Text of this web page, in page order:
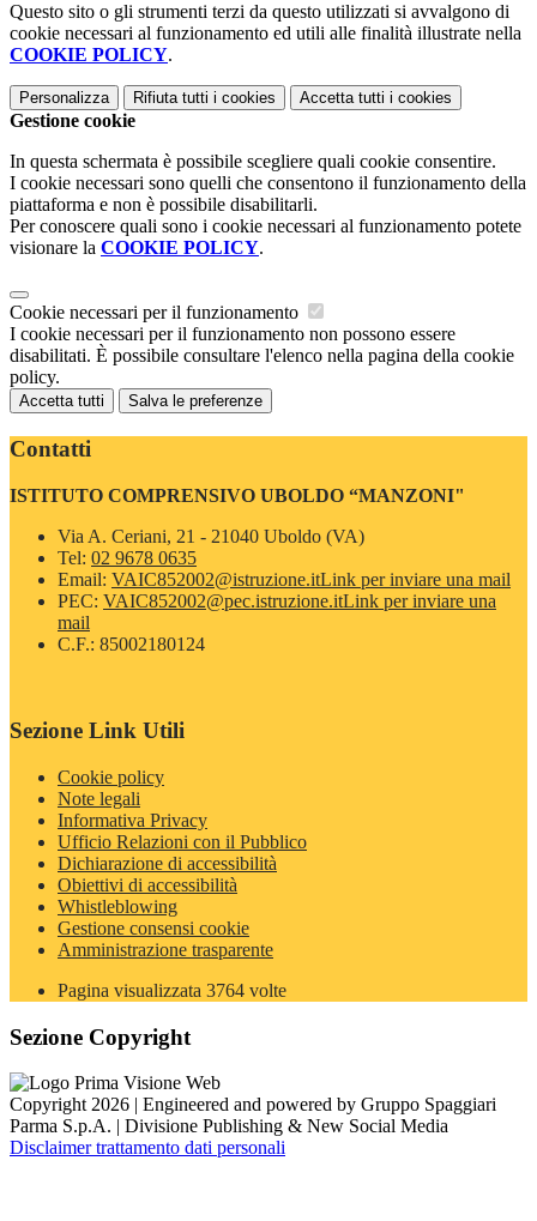
Questo sito o gli strumenti terzi da questo utilizzati si avvalgono di
cookie necessari al funzionamento ed utili alle finalità illustrate nella
COOKIE POLICY.
Personalizza Rifiuta tutti i cookies Accetta tutti i cookies
Gestione cookie
In questa schermata è possibile scegliere quali cookie consentire.
I cookie necessari sono quelli che consentono il funzionamento della
piattaforma e non è possibile disabilitarli.
Per conoscere quali sono i cookie necessari al funzionamento potete
visionare la COOKIE POLICY.
Cookie necessari per il funzionamento
I cookie necessari per il funzionamento non possono essere
disabilitati. È possibile consultare l'elenco nella pagina della cookie
policy.
Accetta tutti Salva le preferenze
Contatti
ISTITUTO COMPRENSIVO UBOLDO “MANZONI"
Via A. Ceriani, 21 - 21040 Uboldo (VA)
Tel: 02 9678 0635
Email: VAIC852002@istruzione.itLink per inviare una mail
PEC: VAIC852002@pec.istruzione.itLink per inviare una
mail
C.F.: 85002180124
Sezione Link Utili
Cookie policy
Note legali
Informativa Privacy
Ufficio Relazioni con il Pubblico
Dichiarazione di accessibilità
Obiettivi di accessibilità
Whistleblowing
Gestione consensi cookie
Amministrazione trasparente
Pagina visualizzata 3764 volte
Sezione Copyright
Copyright 2026 | Engineered and powered by Gruppo Spaggiari
Parma S.p.A. | Divisione Publishing & New Social Media
Disclaimer trattamento dati personali